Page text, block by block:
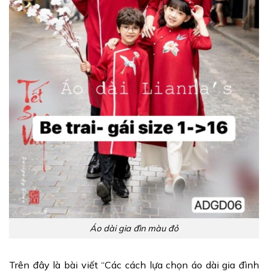
Áo dài gia đìn màu đỏ
Trên đây là bài viết “Các cách lựa chọn áo dài gia đình